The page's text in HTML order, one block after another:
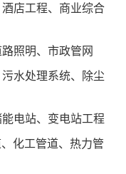
店工程、商业综合
照明、市政管网
水处理系统、除尘
电站、变电站工程
化工管道、热力管